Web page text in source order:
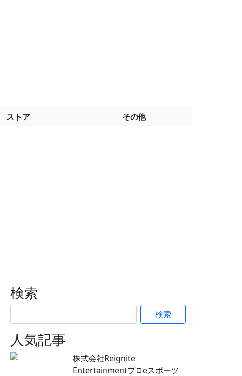
ストア その他
検索
検索
人気記事
株式会社Reignite
Entertainmentプロeスポーツ